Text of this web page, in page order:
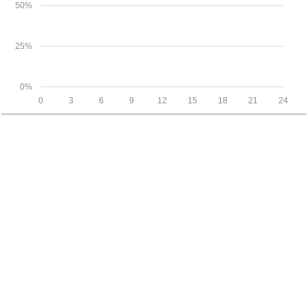
0%
25%
50%
24
21
18
15
12
9
6
3
0